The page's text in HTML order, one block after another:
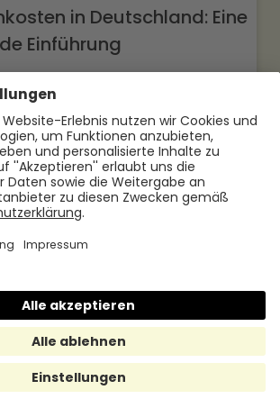
in Deutschland: Eine
Einführung
sind ein zentrales
& Mitarbeitende
Doch was verbirgt sich
Begriff?